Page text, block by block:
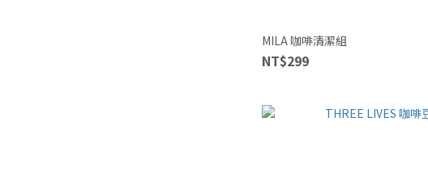
MILA 咖啡清潔組
NT$299